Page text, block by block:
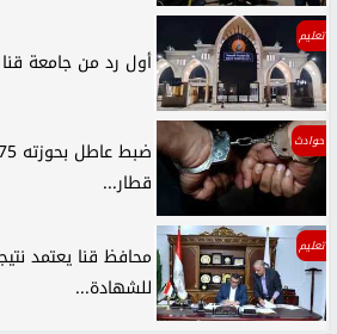
تعليم
أول رد من جامعة
حوادث
قطار...
تعليم
محافظ قنا يعتمد
للشهادة...